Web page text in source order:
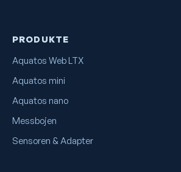
PRODUKTE
Aquatos Web LTX
Aquatos mini
Aquatos nano
Messbojen
Sensoren & Adapter